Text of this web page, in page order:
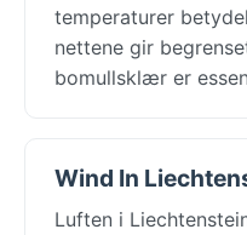
temperaturer
nettene gir
bomullsklær er
Wind In
Luften i